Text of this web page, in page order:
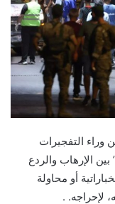
وراء التفجيرات
بين الإرهاب والردع
أو محاولة
لإحراجه. .